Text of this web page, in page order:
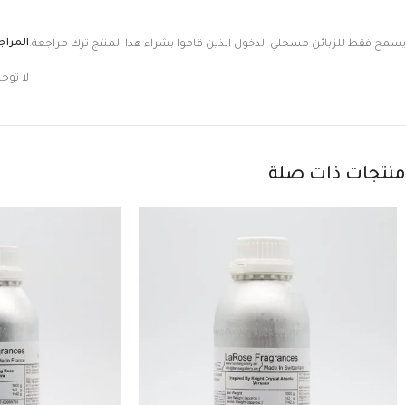
لا
يسمح فقط للزبائن مسجلي الدخول الذين قاموا بشراء هذا المنتج ترك مراجعة.
منتجات ذات صلة